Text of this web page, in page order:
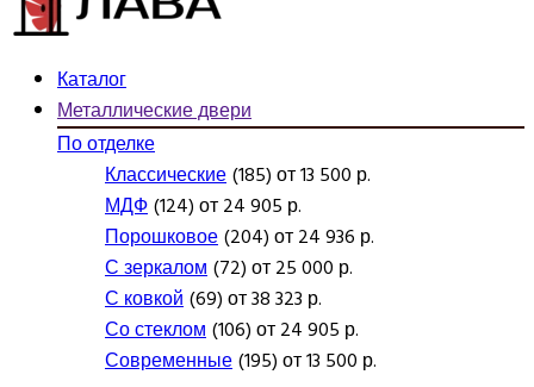
Каталог
Металлические двери
По отделке
Классические(185) от 13 500 р.
МДФ(124) от 24 905 р.
Порошковое(204) от 24 936 р.
С зеркалом(72) от 25 000 р.
С ковкой(69) от 38 323 р.
Со стеклом(106) от 24 905 р.
Современные(195) от 13 500 р.